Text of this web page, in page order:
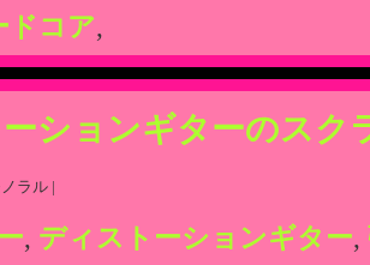
ドコア,
ションギターのスク
ラル |
, ディストーションギター,